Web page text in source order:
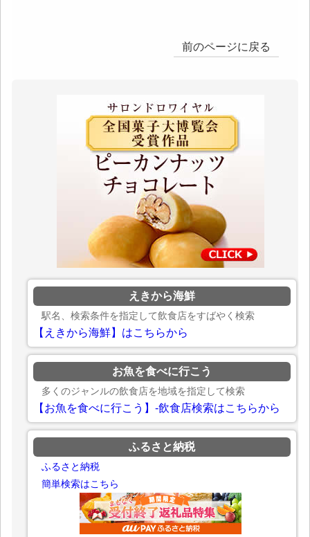
前のページに戻る
えきから海鮮
駅名、検索条件を指定して飲食店をすばやく検索
【えきから海鮮】はこちらから
お魚を食べに行こう
多くのジャンルの飲食店を地域を指定して検索
【お魚を食べに行こう】-飲食店検索はこちらから
ふるさと納税
ふるさと納税
簡単検索はこちら